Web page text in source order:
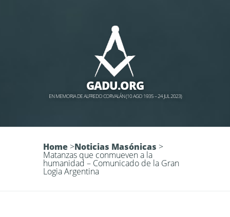
GADU.ORG
EN MEMORIA DE ALFREDO CORVALÁN (10 AGO 1935 – 24 JUL 2023)
Home >Noticias Masónicas >
Matanzas que conmueven a la
humanidad – Comunicado de la Gran
Logia Argentina